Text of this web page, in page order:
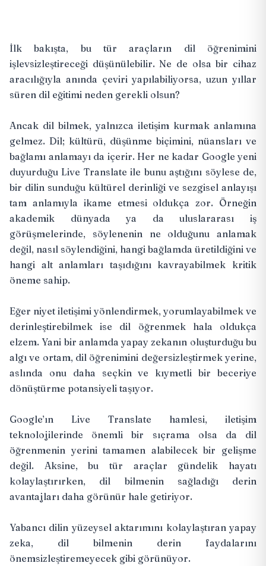
İlk bakışta, bu tür araçların dil öğrenimini
işlevsizleştireceği düşünülebilir. Ne de olsa bir cihaz
aracılığıyla anında çeviri yapılabiliyorsa, uzun yıllar
süren dil eğitimi neden gerekli olsun?
Ancak dil bilmek, yalnızca iletişim kurmak anlamına
gelmez. Dil; kültürü, düşünme biçimini, nüansları ve
bağlamı anlamayı da içerir. Her ne kadar Google yeni
duyurduğu Live Translate ile bunu aştığını söylese de,
bir dilin sunduğu kültürel derinliği ve sezgisel anlayışı
tam anlamıyla ikame etmesi oldukça zor. Örneğin
akademik dünyada ya da uluslararası iş
görüşmelerinde, söylenenin ne olduğunu anlamak
değil, nasıl söylendiğini, hangi bağlamda üretildiğini ve
hangi alt anlamları taşıdığını kavrayabilmek kritik
öneme sahip.
Eğer niyet iletişimi yönlendirmek, yorumlayabilmek ve
derinleştirebilmek ise dil öğrenmek hala oldukça
elzem. Yani bir anlamda yapay zekanın oluşturduğu bu
algı ve ortam, dil öğrenimini değersizleştirmek yerine,
aslında onu daha seçkin ve kıymetli bir beceriye
dönüştürme potansiyeli taşıyor.
Google’ın Live Translate hamlesi, iletişim
teknolojilerinde önemli bir sıçrama olsa da dil
öğrenmenin yerini tamamen alabilecek bir gelişme
değil. Aksine, bu tür araçlar gündelik hayatı
kolaylaştırırken, dil bilmenin sağladığı derin
avantajları daha görünür hale getiriyor.
Yabancı dilin yüzeysel aktarımını kolaylaştıran yapay
zeka, dil bilmenin derin faydalarını
önemsizleştiremeyecek gibi görünüyor.